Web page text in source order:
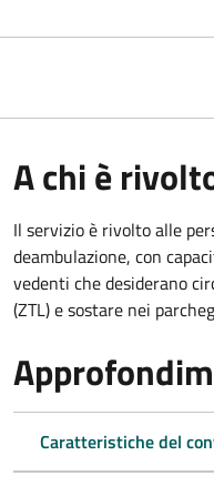
A chi è
Il servizio è rivolto alle
deambulazione, con
vedenti che desiderano
(ZTL) e sostare nei
Caratteristiche del